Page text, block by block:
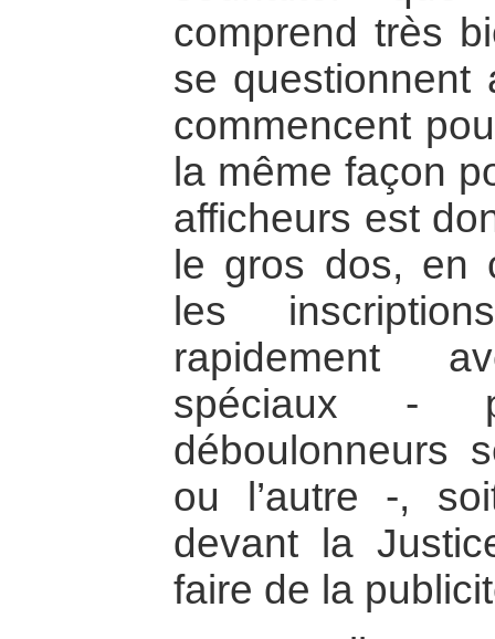
comprend très
se questionnent
commencent
la même façon
afficheurs est
le gros dos, en
les
rapidement
spéciaux -
déboulonneurs
ou l’autre -,
devant la
faire de la